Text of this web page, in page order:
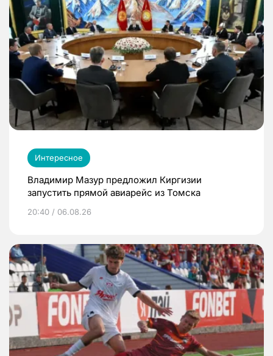
Интересное
Владимир Мазур предложил Киргизии
запустить прямой авиарейс из Томска
20:40 / 06.08.26